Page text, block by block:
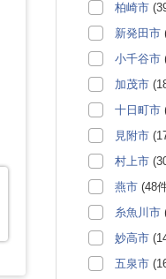
柏崎市
新発田市
小千谷市
加茂市
十日町市
見附市
村上市
燕市 (48
糸魚川市
妙高市
五泉市